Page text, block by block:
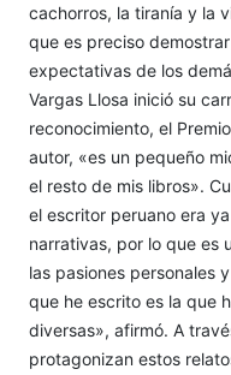
cachorros, la tiranía y la
que es preciso
expectativas de los
Vargas Llosa inició su
reconocimiento, el
autor, «es un pequeño
el resto de mis libros».
el escritor peruano era
narrativas, por lo que es
las pasiones personales
que he escrito es la que
diversas», afirmó. A
protagonizan estos